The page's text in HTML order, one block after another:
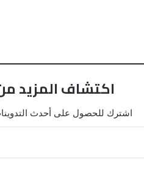
اكتشاف المزيد
اشترك للحصول على أحدث